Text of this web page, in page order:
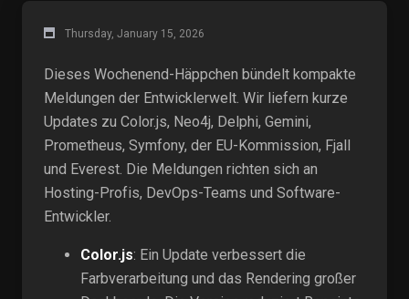
Thursday, January 15, 2026
Dieses Wochenend-Häppchen bündelt kompakte
Meldungen der Entwicklerwelt. Wir liefern kurze
Updates zu Color.js, Neo4j, Delphi, Gemini,
Prometheus, Symfony, der EU-Kommission, Fjall
und Everest. Die Meldungen richten sich an
Hosting-Profis, DevOps-Teams und Software-
Entwickler.
Color.js: Ein Update verbessert die
Farbverarbeitung und das Rendering großer